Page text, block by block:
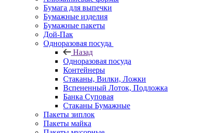
Бумага для выпечки
Бумажные изделия
Бумажные пакеты
Дой-Пак
Одноразовая посуда
Назад
Одноразовая посуда
Контейнеры
Стаканы, Вилки, Ложки
Вспененный Лоток, Подложка
Банка Суповая
Стаканы Бумажные
Пакеты зиплок
Пакеты майка